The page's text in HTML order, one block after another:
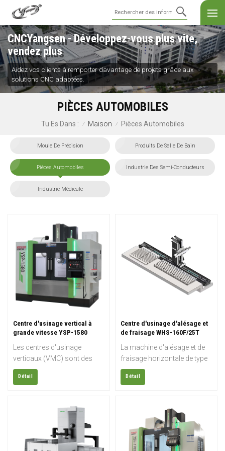
CNCYangsen - Développez-vous plus vite,
vendez plus
Aidez vos clients à remporter davantage de projets grâce aux
solutions CNC adaptées.
PIÈCES AUTOMOBILES
Tu Es Dans : / Maison / Pièces Automobiles
Moule De Précision Produits De Salle De Bain
Pièces Automobiles Industrie Des Semi-Conducteurs
Industrie Médicale
Centre d'usinage vertical à
grande vitesse YSP-1580
Les centres d'usinage
verticaux (VMC) sont des
machines-outils
automatisées pour le travail
nos jours, les ateliers
d'usinage professionnels et
les usines de fabrication
utilisent majoritairement des
Détail
Centre d'usinage d'alésage et
de fraisage WHS-160F/25T
La machine d'alésage et de
fraisage horizontale de type
plancher WHS-160F est
dotée d'une broche entraînée
25 tonnes et d'une structure
robuste pour l'usinage de
grands composants
industriels avec une grande
Détail